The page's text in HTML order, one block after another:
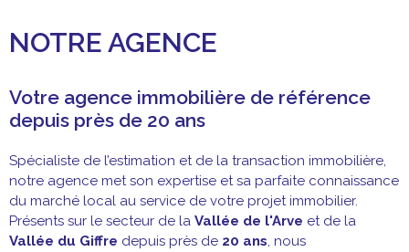
NOTRE AGENCE
Votre agence immobilière de référence
depuis près de 20 ans
Spécialiste de l’estimation et de la transaction immobilière,
notre agence met son expertise et sa parfaite connaissance
du marché local au service de votre projet immobilier.
Présents sur le secteur de la Vallée de l'Arve et de la
Vallée du Giffre depuis près de 20 ans, nous